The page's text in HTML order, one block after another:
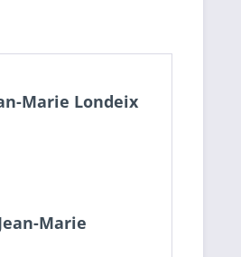
Marie Londeix
Marie